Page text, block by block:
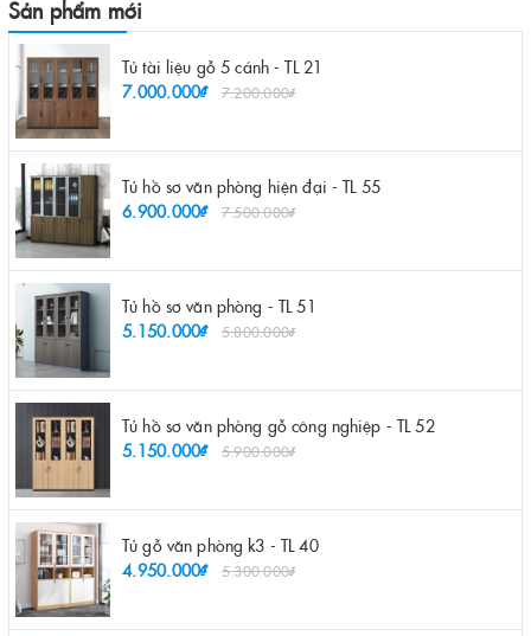
Sản phẩm mới
Tủ tài liệu gỗ 5 cánh - TL 21
7.000.000₫
7.200.000₫
Tủ hồ sơ văn phòng hiện đại - TL 55
6.900.000₫
7.500.000₫
Tủ hồ sơ văn phòng - TL 51
5.150.000₫
5.800.000₫
Tủ hồ sơ văn phòng gỗ công nghiệp - TL 52
5.150.000₫
5.900.000₫
Tủ gỗ văn phòng k3 - TL 40
4.950.000₫
5.300.000₫